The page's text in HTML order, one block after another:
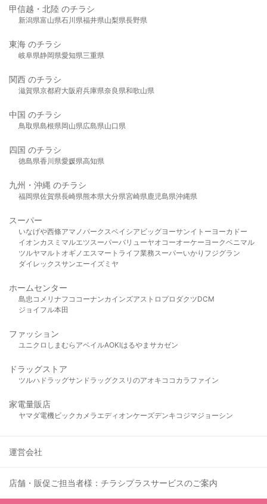
甲信越・北陸 のチラシ
新潟県富山県石川県福井県山梨県長野県
東海 のチラシ
岐阜県静岡県愛知県三重県
関西 のチラシ
滋賀県京都府大阪府兵庫県奈良県和歌山県
中国 のチラシ
鳥取県島根県岡山県広島県山口県
四国 のチラシ
徳島県香川県愛媛県高知県
九州・沖縄 のチラシ
福岡県佐賀県長崎県熊本県大分県宮崎県鹿児島県沖縄県
スーパー
いなげや西條アマノパークスベイシア ビッグヨーサンイトーヨーカドー
イオンカスミ マルエツスーパーバリューヤオコーオーケー ヨークベニマル
ツルヤマルト オギノ エスマート ライフ業務スーパーいかり フジグラン
ダイレックスサンエーイズミヤ
ホームセンター
島忠 コメリ ナフコ コーナンカインズアストロプロダクツDCM
ジョイフル本田
ファッション
ユニクロ しまむら アベイルAOKIはるやま サカゼン
ドラッグストア
ツルハドラッグサンドラッグクスリのアオキ ココカラファイン
家電量販店
ヤマダ電機ビックカメラ エディオンケーズデンキ コジマジョーシン
運営会社
店舗・販促ご担当者様：チラシプラスサービスのご案内